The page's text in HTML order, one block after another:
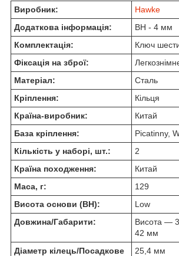
Виробник:
Hawke
Додаткова інформація:
BH - 4 мм
Комплектація:
Ключ
Фіксація на зброї:
Матеріал:
Сталь
Кріплення:
Кільця
Країна-виробник:
Китай
База кріплення:
Picatinny,
Кількість у наборі, шт.:
2
Країна походження:
Китай
Маса, г:
129
Висота основи (BH):
Low
Довжина/Габарити:
Висота —
42 мм
Діаметр кілець/Посадкове
25,4 мм